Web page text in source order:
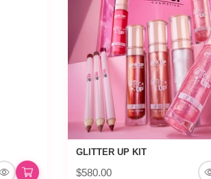
GLITTER UP KIT
$580.00